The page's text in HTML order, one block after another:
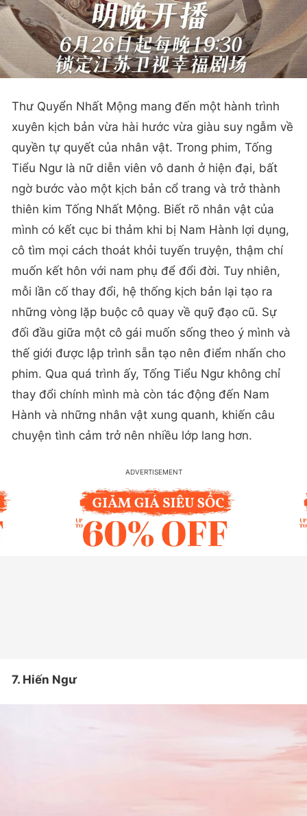
Thư Quyển Nhất Mộng mang đến một hành trình
xuyên kịch bản vừa hài hước vừa giàu suy ngẫm về
quyền tự quyết của nhân vật. Trong phim, Tống
Tiểu Ngư là nữ diễn viên vô danh ở hiện đại, bất
ngờ bước vào một kịch bản cổ trang và trở thành
thiên kim Tống Nhất Mộng. Biết rõ nhân vật của
mình có kết cục bi thảm khi bị Nam Hành lợi dụng,
cô tìm mọi cách thoát khỏi tuyến truyện, thậm chí
muốn kết hôn với nam phụ để đổi đời. Tuy nhiên,
mỗi lần cố thay đổi, hệ thống kịch bản lại tạo ra
những vòng lặp buộc cô quay về quỹ đạo cũ. Sự
đối đầu giữa một cô gái muốn sống theo ý mình và
thế giới được lập trình sẵn tạo nên điểm nhấn cho
phim. Qua quá trình ấy, Tống Tiểu Ngư không chỉ
thay đổi chính mình mà còn tác động đến Nam
Hành và những nhân vật xung quanh, khiến câu
chuyện tình cảm trở nên nhiều lớp lang hơn.
7. Hiến Ngư